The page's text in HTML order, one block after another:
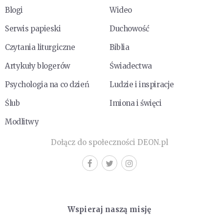
Blogi
Wideo
Serwis papieski
Duchowość
Czytania liturgiczne
Biblia
Artykuły blogerów
Świadectwa
Psychologia na co dzień
Ludzie i inspiracje
Ślub
Imiona i święci
Modlitwy
Dołącz do społeczności DEON.pl
Wspieraj naszą misję